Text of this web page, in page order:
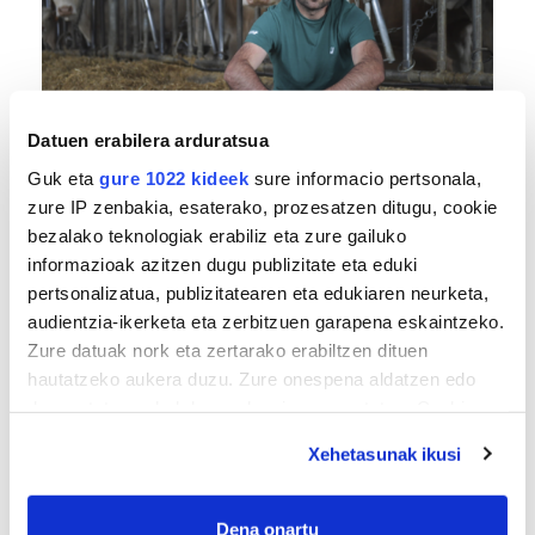
Datuen erabilera arduratsua
Guk eta gure 1022 kideek sure informacio pertsonala,
zure IP zenbakia, esaterako, prozesatzen ditugu, cookie
bezalako teknologiak erabiliz eta zure gailuko
informazioak azitzen dugu publizitate eta eduki
pertsonalizatua, publizitatearen eta edukiaren neurketa,
audientzia-ikerketa eta zerbitzuen garapena eskaintzeko.
Zure datuak nork eta zertarako erabiltzen dituen
hautatzeko aukera duzu. Zure onespena aldatzen edo
If you allow, we would also like to:
Collect information about your geographical
Xehetasunak ikusi
Dena onartu
daude bazter guztiak»